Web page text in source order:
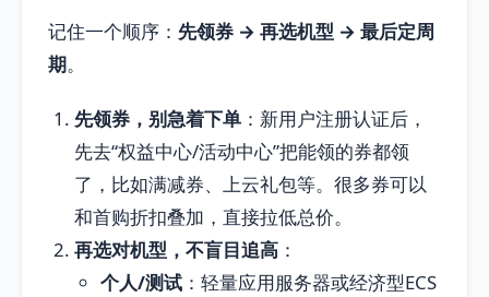
记住一个顺序： 先领券 → 再选机型 → 最后定周
期。
先领券，别急着下单 ：新用户注册认证后，
先去“权益中心/活动中心”把能领的券都领
了，比如满减券、上云礼包等。很多券可以
和首购折扣叠加，直接拉低总价。
再选对机型，不盲目追高 ：
个人/测试 ：轻量应用服务器或经济型ECS